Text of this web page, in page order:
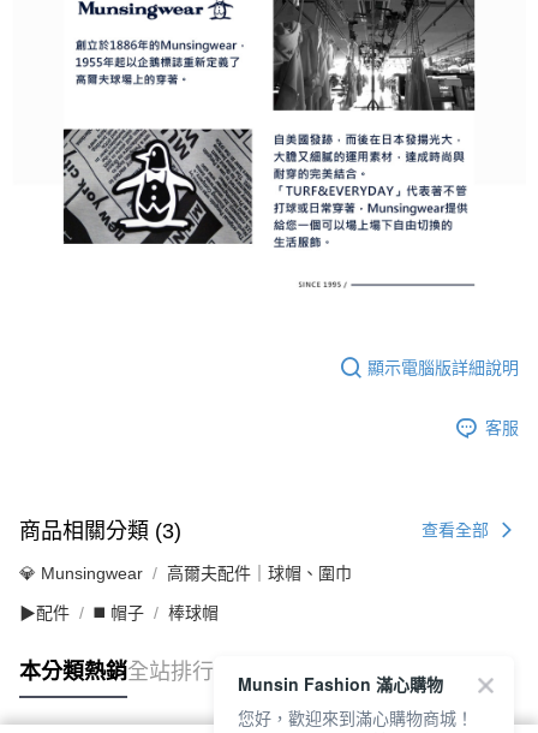
顯示電腦版詳細說明
客服
商品相關分類 (3) 查看全部
💎 Munsingwear 高爾夫配件｜球帽、圍巾
▶配件 ◼️ 帽子 棒球帽
本分類熱銷全站排行
Munsin Fashion 滿心購物
您好，歡迎來到滿心購物商城！